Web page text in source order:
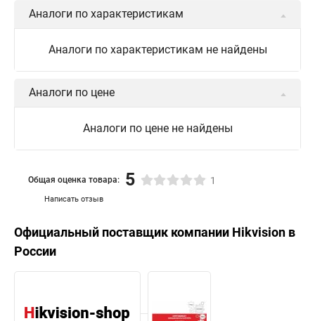
Камера Hikvision ds 2cd2442fwd
Hikvision поворотная камера
Нikvision микрофон Hikvision поворотная
Hikvision порты
Аналоги по характеристикам
Аналоги по характеристикам не найдены
Аналоги по цене
Аналоги по цене не найдены
Написать отзыв
Общая оценка товара: 5 1
Официальный поставщик компании Hikvision в
России